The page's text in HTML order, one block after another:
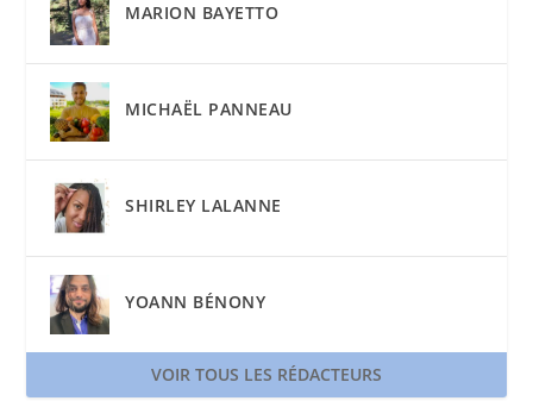
MARION BAYETTO
MICHAËL PANNEAU
SHIRLEY LALANNE
YOANN BÉNONY
VOIR TOUS LES RÉDACTEURS